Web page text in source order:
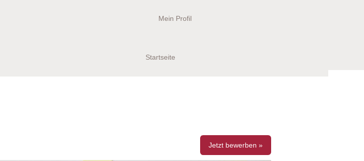
Mein Profil
Startseite
Jetzt bewerben »